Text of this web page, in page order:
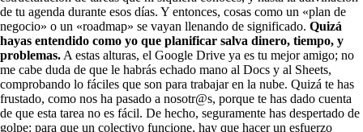
de tu agenda durante esos días. Y entonces, cosas como un «plan de
negocio» o un «roadmap» se vayan llenando de significado. Quizá
hayas entendido como yo que planificar salva dinero, tiempo, y
problemas. A estas alturas, el Google Drive ya es tu mejor amigo; no
me cabe duda de que le habrás echado mano al Docs y al Sheets,
comprobando lo fáciles que son para trabajar en la nube. Quizá te has
frustado, como nos ha pasado a nosotr@s, porque te has dado cuenta
de que esta tarea no es fácil. De hecho, seguramente has despertado de
golpe: para que un colectivo funcione, hay que hacer un esfuerzo